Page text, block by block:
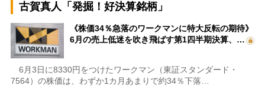
古賀真人「発掘！好決算銘柄」
《株価34％急落のワークマンに特大反転の期待》
6月の売上低迷を吹き飛ばす第1四半期決算、…
6月3日に8330円をつけたワークマン（東証スタンダード・
7564）の株価は、わずか1カ月あまりで約34％下落…